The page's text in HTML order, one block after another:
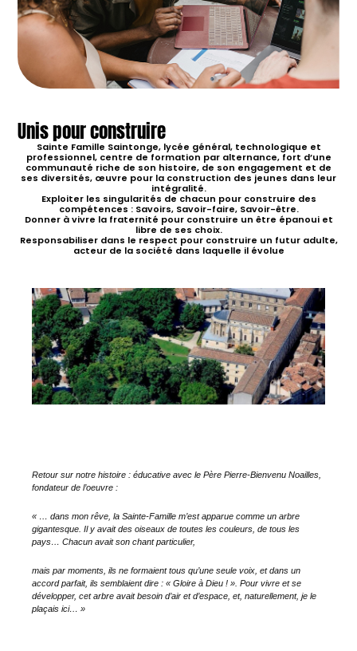
Unis pour construire
Sainte Famille Saintonge, lycée général, technologique et
professionnel, centre de formation par alternance, fort d’une
communauté riche de son histoire, de son engagement et de
ses diversités, œuvre pour la construction des jeunes dans leur
intégralité.
Exploiter les singularités de chacun pour construire des
compétences : Savoirs, Savoir-faire, Savoir-être.
Donner à vivre la fraternité pour construire un être épanoui et
libre de ses choix.
Responsabiliser dans le respect pour construire un futur adulte,
acteur de la société dans laquelle il évolue
Retour sur notre histoire : éducative avec le Père Pierre-Bienvenu Noailles,
fondateur de l’oeuvre :
« … dans mon rêve, la Sainte-Famille m’est apparue comme un arbre
gigantesque. Il y avait des oiseaux de toutes les couleurs, de tous les
pays… Chacun avait son chant particulier,
mais par moments, ils ne formaient tous qu’une seule voix, et dans un
accord parfait, ils semblaient dire : « Gloire à Dieu ! ». Pour vivre et se
développer, cet arbre avait besoin d’air et d’espace, et, naturellement, je le
plaçais ici… »